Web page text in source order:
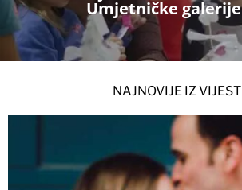
Umjetničke
NAJNOVIJE IZ